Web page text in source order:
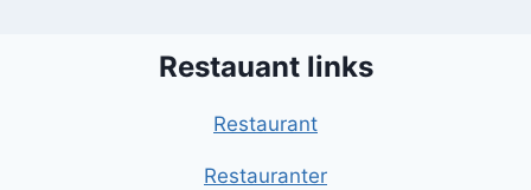
Restauant links
Restaurant
Restauranter